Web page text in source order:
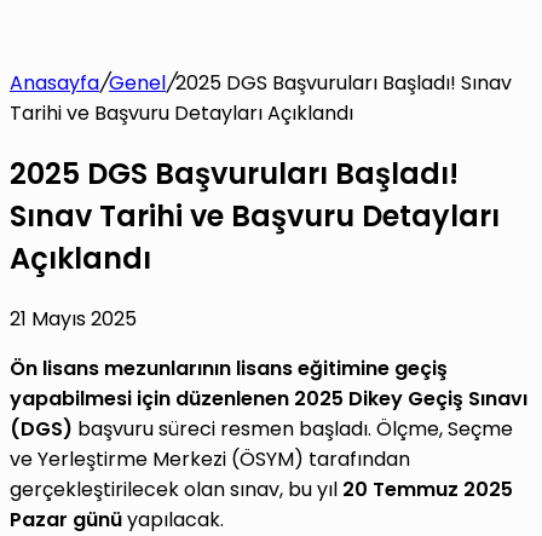
Anasayfa/Genel/2025 DGS Başvuruları Başladı! Sınav
Tarihi ve Başvuru Detayları Açıklandı
2025 DGS Başvuruları Başladı!
Sınav Tarihi ve Başvuru Detayları
Açıklandı
21 Mayıs 2025
Ön lisans mezunlarının lisans eğitimine geçiş
yapabilmesi için düzenlenen 2025 Dikey Geçiş Sınavı
(DGS) başvuru süreci resmen başladı. Ölçme, Seçme
ve Yerleştirme Merkezi (ÖSYM) tarafından
gerçekleştirilecek olan sınav, bu yıl 20 Temmuz 2025
Pazar günüyapılacak.